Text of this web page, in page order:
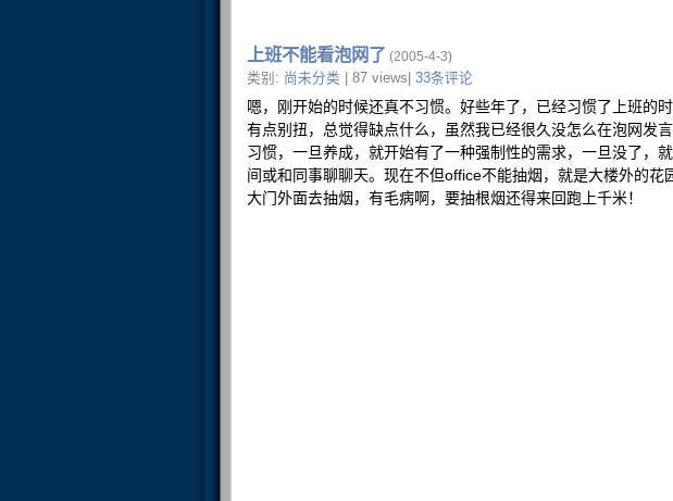
上班不能看泡网了 (2005-4-3)
类别: 尚未分类 | 87 views| 33条评论
嗯，刚开始的时候还真不习惯。好些年了，已经习惯了上班的
有点别扭，总觉得缺点什么，虽然我已经很久没怎么在泡网发
习惯，一旦养成，就开始有了一种强制性的需求，一旦没了，
间或和同事聊聊天。现在不但office不能抽烟，就是大楼外的花
大门外面去抽烟，有毛病啊，要抽根烟还得来回跑上千米！